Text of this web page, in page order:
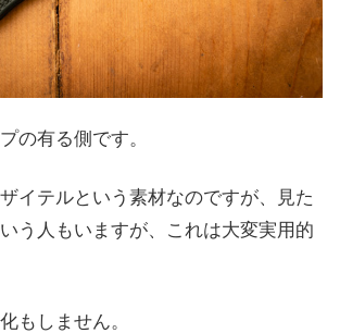
の有る側です。
イテルという素材なのですが、見た
う人もいますが、これは大変実用的
もしません。